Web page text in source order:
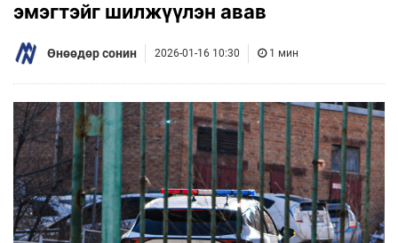
эмэгтэйг шилжүүлэн авав
Өнөөдөр сонин 2026-01-16 10:30 1 мин